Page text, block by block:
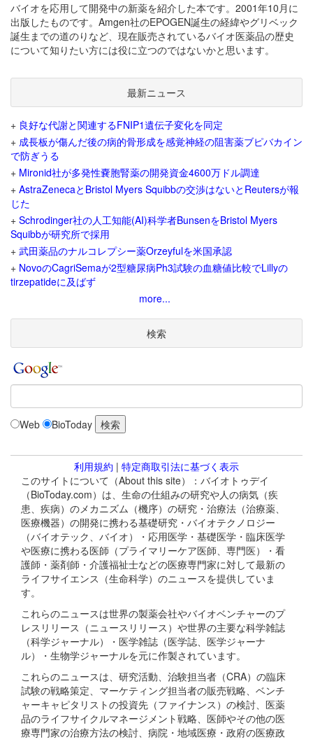
バイオを応用して開発中の新薬を紹介した本です。2001年10月に
出版したものです。Amgen社のEPOGEN誕生の経緯やグリベック
誕生までの道のりなど、現在販売されているバイオ医薬品の歴史
について知りたい方には役に立つのではないかと思います。
最新ニュース
+ 良好な代謝と関連するFNIP1遺伝子変化を同定
+ 成長板が傷んだ後の病的骨形成を感覚神経の阻害薬ブピバカイン
で防ぎうる
+ Mironid社が多発性嚢胞腎薬の開発資金4600万ドル調達
+ AstraZenecaとBristol Myers Squibbの交渉はないとReutersが報
じた
+ Schrodinger社の人工知能(AI)科学者BunsenをBristol Myers
Squibbが研究所で採用
+ 武田薬品のナルコレプシー薬Orzeyfulを米国承認
+ NovoのCagriSemaが2型糖尿病Ph3試験の血糖値比較でLillyの
tirzepatideに及ばず
more...
検索
Web BioToday
利用規約 | 特定商取引法に基づく表示
このサイトについて（About this site）：バイオトゥデイ
（BioToday.com）は、生命の仕組みの研究や人の病気（疾
患、疾病）のメカニズム（機序）の研究・治療法（治療薬、
医療機器）の開発に携わる基礎研究・バイオテクノロジー
（バイオテック、バイオ）・応用医学・基礎医学・臨床医学
や医療に携わる医師（プライマリーケア医師、専門医）・看
護師・薬剤師・介護福祉士などの医療専門家に対して最新の
ライフサイエンス（生命科学）のニュースを提供していま
す。
これらのニュースは世界の製薬会社やバイオベンチャーのプ
レスリリース（ニュースリリース）や世界の主要な科学雑誌
（科学ジャーナル）・医学雑誌（医学誌、医学ジャーナ
ル）・生物学ジャーナルを元に作製されています。
これらのニュースは、研究活動、治験担当者（CRA）の臨床
試験の戦略策定、マーケティング担当者の販売戦略、ベンチ
ャーキャピタリストの投資先（ファイナンス）の検討、医薬
品のライフサイクルマネージメント戦略、医師やその他の医
療専門家の治療方法の検討、病院・地域医療・政府の医療政